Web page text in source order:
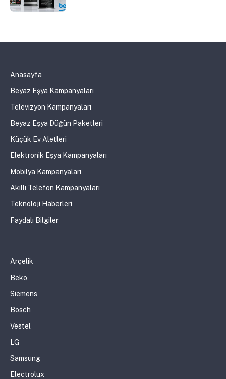
Anasayfa
Beyaz Eşya Kampanyaları
Televizyon Kampanyaları
Beyaz Eşya Düğün Paketleri
Küçük Ev Aletleri
Elektronik Eşya Kampanyaları
Mobilya Kampanyaları
Akıllı Telefon Kampanyaları
Teknoloji Haberleri
Faydalı Bilgiler
Arçelik
Beko
Siemens
Bosch
Vestel
LG
Samsung
Electrolux